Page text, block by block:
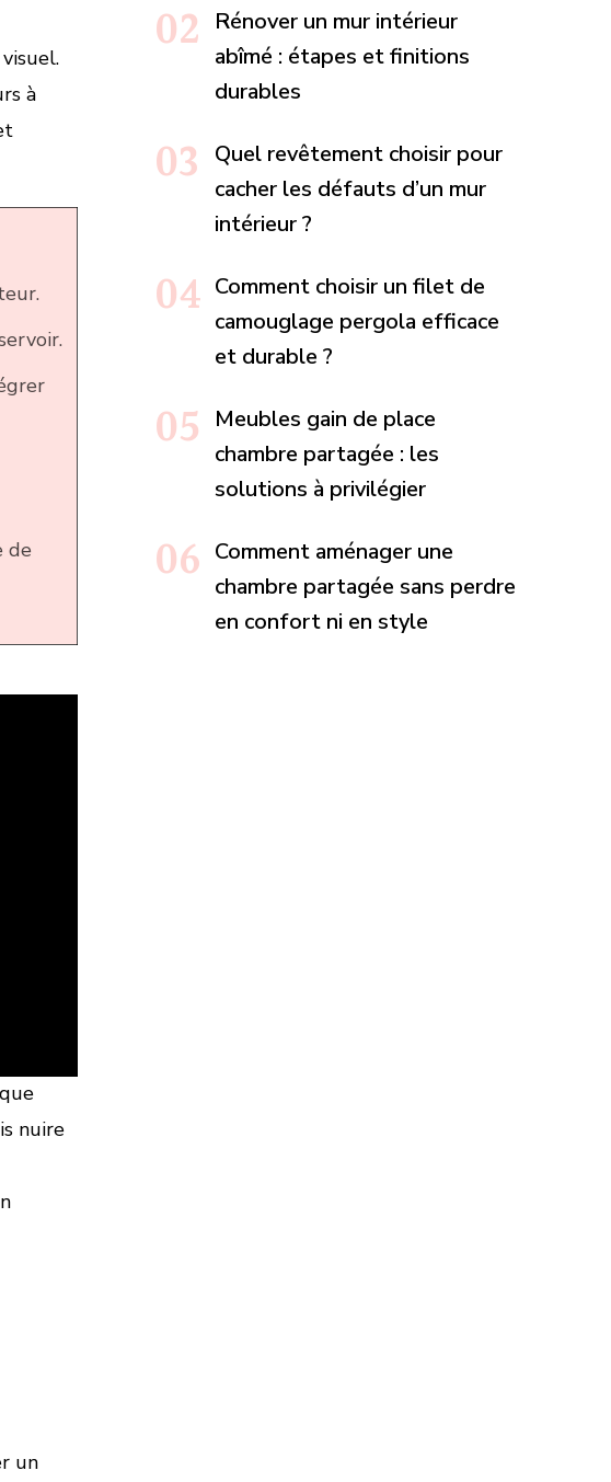
à
de
nuire
un
Rénover un mur intérieur
abîmé : étapes et finitions
durables
Quel revêtement choisir pour
cacher les défauts d’un mur
intérieur ?
Comment choisir un filet de
camouglage pergola efficace
et durable ?
Meubles gain de place
chambre partagée : les
solutions à privilégier
Comment aménager une
chambre partagée sans perdre
en confort ni en style